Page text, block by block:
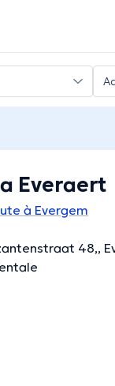
Everaert
à Evergem
48,,